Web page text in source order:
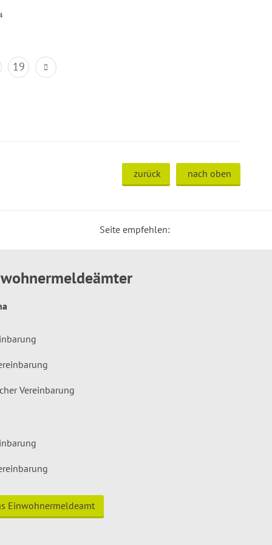
19
zurück nach oben
Seite empfehlen:
Vereinbarung
Einwohnermeldeamt